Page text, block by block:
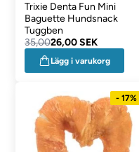
Trixie Denta Fun Mini
Baguette Hundsnack
Tuggben
35,0026,00 SEK
Lägg i varukorg
- 17%